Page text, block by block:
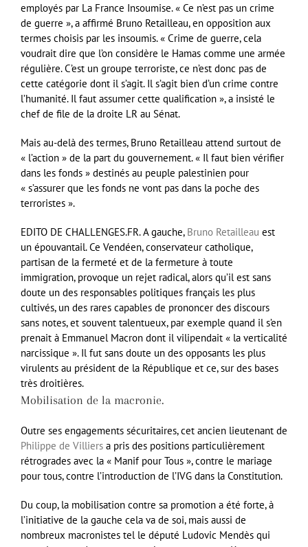
employés par La France Insoumise. « Ce n’est pas un crime
de guerre », a affirmé Bruno Retailleau, en opposition aux
termes choisis par les insoumis. « Crime de guerre, cela
voudrait dire que l’on considère le Hamas comme une armée
régulière. C’est un groupe terroriste, ce n’est donc pas de
cette catégorie dont il s’agit. Il s’agit bien d’un crime contre
l’humanité. Il faut assumer cette qualification », a insisté le
chef de file de la droite LR au Sénat.
Mais au-delà des termes, Bruno Retailleau attend surtout de
« l’action » de la part du gouvernement. « Il faut bien vérifier
dans les fonds » destinés au peuple palestinien pour
« s’assurer que les fonds ne vont pas dans la poche des
terroristes ».
EDITO DE CHALLENGES.FR. A gauche, Bruno Retailleau est
un épouvantail. Ce Vendéen, conservateur catholique,
partisan de la fermeté et de la fermeture à toute
immigration, provoque un rejet radical, alors qu’il est sans
doute un des responsables politiques français les plus
cultivés, un des rares capables de prononcer des discours
sans notes, et souvent talentueux, par exemple quand il s’en
prenait à Emmanuel Macron dont il vilipendait « la verticalité
narcissique ». Il fut sans doute un des opposants les plus
virulents au président de la République et ce, sur des bases
très droitières.
Mobilisation de la macronie.
Outre ses engagements sécuritaires, cet ancien lieutenant de
Philippe de Villiers a pris des positions particulièrement
rétrogrades avec la « Manif pour Tous », contre le mariage
pour tous, contre l’introduction de l’IVG dans la Constitution.
Du coup, la mobilisation contre sa promotion a été forte, à
l’initiative de la gauche cela va de soi, mais aussi de
nombreux macronistes tel le député Ludovic Mendès qui